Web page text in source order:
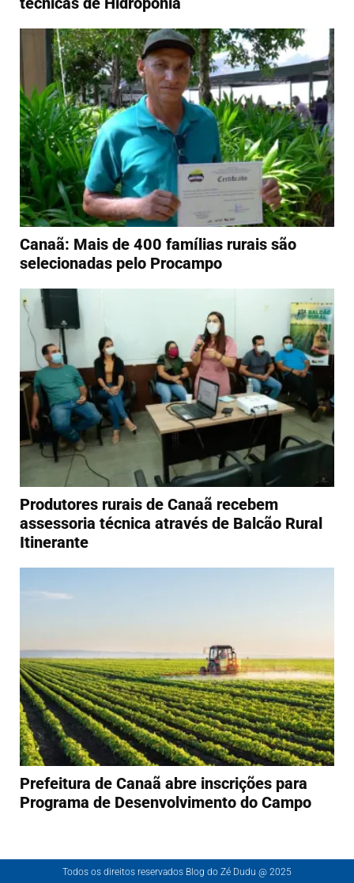
Canaã: Mais de 400 famílias rurais são
selecionadas pelo Procampo
Produtores rurais de Canaã recebem
assessoria técnica através de Balcão Rural
Itinerante
Prefeitura de Canaã abre inscrições para
Programa de Desenvolvimento do Campo
Todos os direitos reservados Blog do Zé Dudu @ 2025